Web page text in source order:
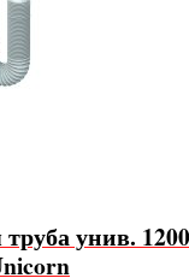
труба унив.